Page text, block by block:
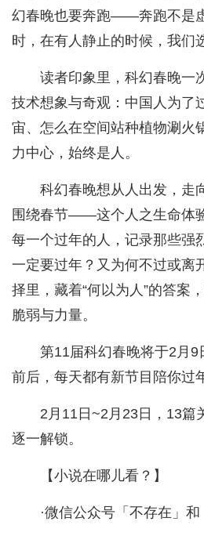
幻春晚也要奔跑——奔跑不是
时，在有人静止的时候，我们
读者印象里，科幻春晚一
技术想象与奇观：中国人为了
宙、怎么在空间站种植物涮火
力中心，始终是人。
科幻春晚想从人出发，走
围绕春节——这个人之生命体
每一个过年的人，记录那些强
一定要过年？又为何不过或离
择里，藏着“何以为人”的答案
脆弱与力量。
第11届科幻春晚将于2月
前后，每天都有新节目陪你过
2月11日~2月23日，13篇
逐一解锁。
【小说在哪儿看？】
·微信公众号「不存在」和